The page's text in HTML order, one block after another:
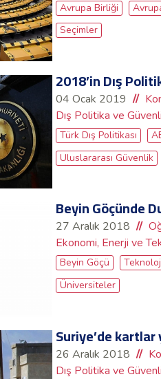
Avrupa Birliği
Seçimler
2018’in Dış
04 Ocak 2019
Dış Politika ve
Türk Dış Politikası
Uluslararası Güvenlik
Beyin Göçünde
27 Aralık 2018
Ekonomi, Enerji ve
Beyin Göçü
Üniversiteler
Suriye’de kartlar
26 Aralık 2018
Dış Politika ve